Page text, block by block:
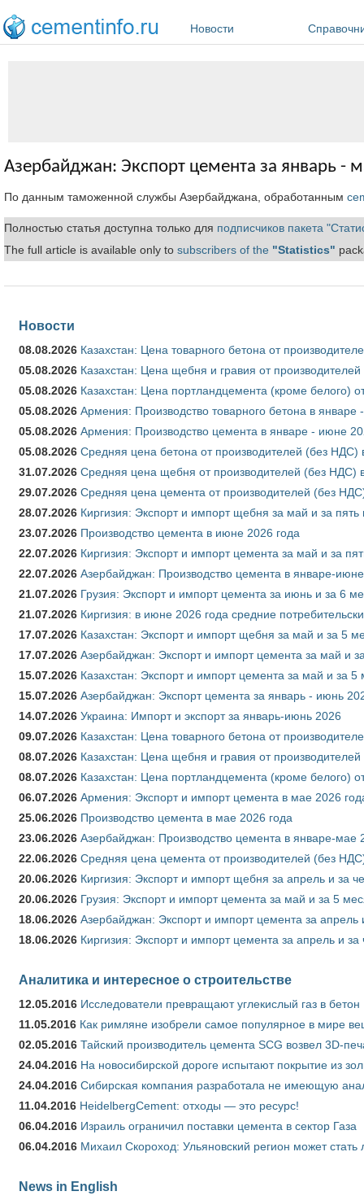
Новости
Азербайджан: Экспорт цемента за январь -
По данным таможенной службы Азербайджана, обработанным
Полностью статья доступна только для подписчиков пакета
The full article is available only to subscribers of the "Statistics"
Новости
08.08.2026 Казахстан: Цена товарного бетона от
05.08.2026 Казахстан: Цена щебня и гравия от
05.08.2026 Казахстан: Цена портландцемента (кроме белого)
05.08.2026 Армения: Производство товарного бетона в январе
05.08.2026 Армения: Производство цемента в январе - июне
05.08.2026 Средняя цена бетона от производителей (без НДС)
31.07.2026 Средняя цена щебня от производителей (без НДС)
29.07.2026 Средняя цена цемента от производителей (без
28.07.2026 Киргизия: Экспорт и импорт щебня за май и за
23.07.2026 Производство цемента в июне 2026 года
22.07.2026 Киргизия: Экспорт и импорт цемента за май и за
22.07.2026 Азербайджан: Производство цемента в январе-
21.07.2026 Грузия: Экспорт и импорт цемента за июнь и за 6
21.07.2026 Киргизия: в июне 2026 года средние
17.07.2026 Казахстан: Экспорт и импорт щебня за май и за 5
17.07.2026 Азербайджан: Экспорт и импорт цемента за май и
15.07.2026 Казахстан: Экспорт и импорт цемента за май и за
15.07.2026 Азербайджан: Экспорт цемента за январь - июнь
14.07.2026 Украина: Импорт и экспорт за январь-июнь 2026
09.07.2026 Казахстан: Цена товарного бетона от
08.07.2026 Казахстан: Цена щебня и гравия от
08.07.2026 Казахстан: Цена портландцемента (кроме белого)
06.07.2026 Армения: Экспорт и импорт цемента в мае 2026
25.06.2026 Производство цемента в мае 2026 года
23.06.2026 Азербайджан: Производство цемента в январе-мае
22.06.2026 Средняя цена цемента от производителей (без
20.06.2026 Киргизия: Экспорт и импорт щебня за апрель и за
20.06.2026 Грузия: Экспорт и импорт цемента за май и за 5
18.06.2026 Азербайджан: Экспорт и импорт цемента за
18.06.2026 Киргизия: Экспорт и импорт цемента за апрель и
Аналитика и интересное о строительстве
12.05.2016 Исследователи превращают углекислый газ в бетон
11.05.2016 Как римляне изобрели самое популярное в мире
02.05.2016 Тайский производитель цемента SCG возвел 3D-
24.04.2016 На новосибирской дороге испытают покрытие из
24.04.2016 Сибирская компания разработала не имеющую
11.04.2016 HeidelbergCement: отходы — это ресурс!
06.04.2016 Израиль ограничил поставки цемента в сектор Газа
06.04.2016 Михаил Скороход: Ульяновский регион может
News in English